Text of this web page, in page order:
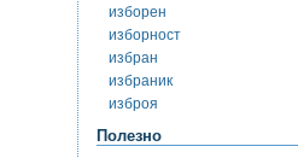
изборен
изборност
избран
избраник
изброя
Полезно